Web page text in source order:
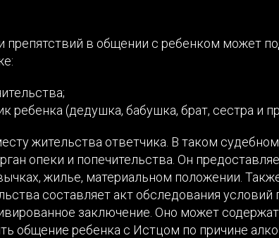
препятствий в общении с ребенком может
ребенка (дедушка, бабушка, брат, сестра и
жительства ответчика. В таком
опеки и попечительства. Он
жилье, материальном положении.
составляет акт обследования условий
заключение. Оно может
общение ребенка с Истцом по причине